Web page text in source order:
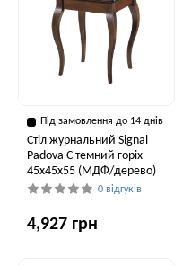
Під замовлення до 14 днів
Стіл журнальний Signal
Padova C темний горіх
45х45х55 (МДФ/дерево)
0 відгуків
4,927 грн